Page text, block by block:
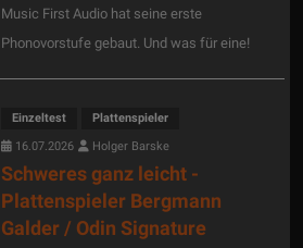
Music First Audio hat seine erste
Phonovorstufe gebaut. Und was für eine!
Einzeltest
Plattenspieler
16.07.2026
Holger Barske
Schweres ganz leicht -
Plattenspieler Bergmann
Galder / Odin Signature